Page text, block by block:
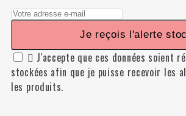
Je reçois l'alerte
 J'accepte que ces données soient
stockées afin que je puisse recevoir les
les produits.